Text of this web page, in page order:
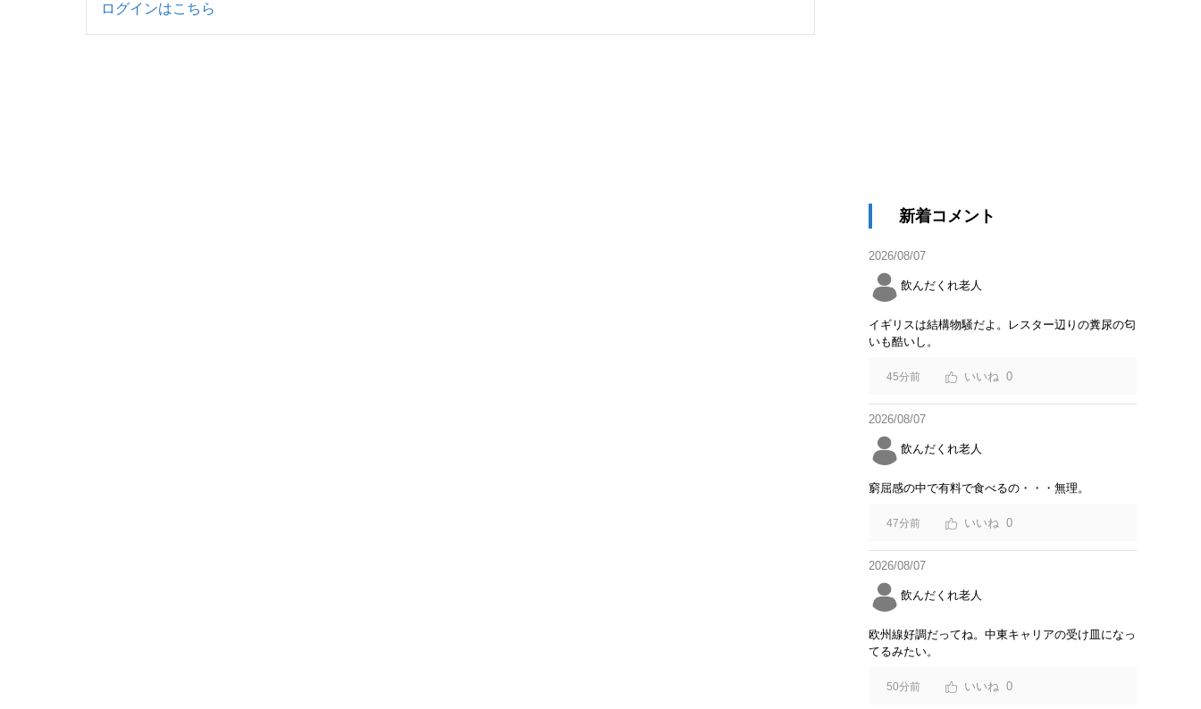
ログインはこちら
新着コメント
2026/08/07
飲んだくれ老人
イギリスは結構物騒だよ。レスター辺りの糞尿の匂
いも酷いし。
45分前 0
2026/08/07
飲んだくれ老人
窮屈感の中で有料で食べるの・・・無理。
47分前 0
2026/08/07
飲んだくれ老人
欧州線好調だってね。中東キャリアの受け皿になっ
てるみたい。
50分前 0